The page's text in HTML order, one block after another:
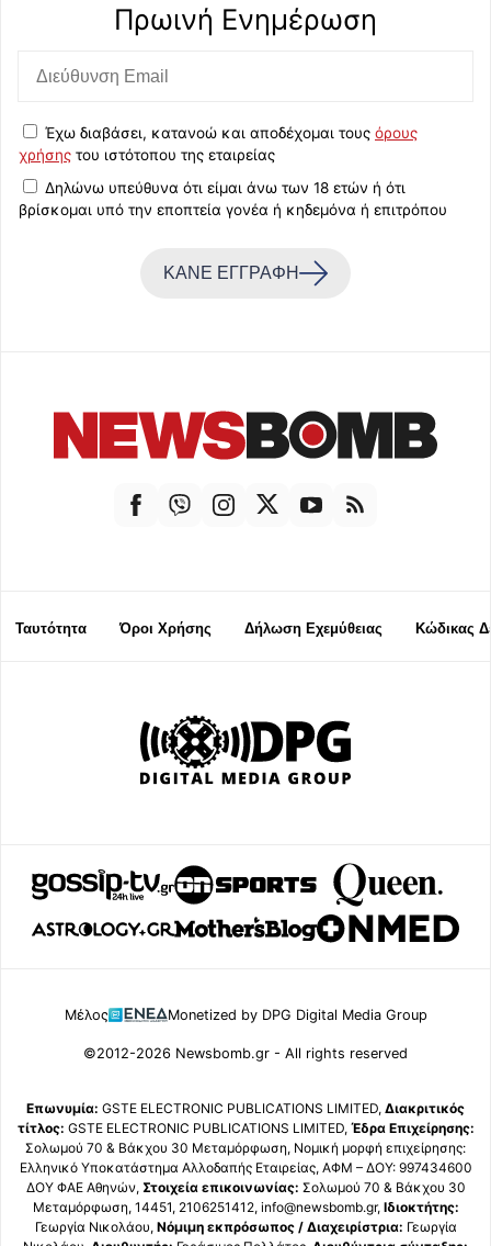
Πρωινή Eνημέρωση
Έχω διαβάσει, κατανοώ και αποδέχομαι τους όρους
χρήσης του ιστότοπου της εταιρείας
Δηλώνω υπεύθυνα ότι είμαι άνω των 18 ετών ή ότι
βρίσκομαι υπό την εποπτεία γονέα ή κηδεμόνα ή επιτρόπου
ΚΑΝΕ ΕΓΓΡΑΦΗ
Ταυτότητα Όροι Χρήσης Δήλωση Εχεμύθειας Κώδικας
Μέλος Monetized by DPG Digital Media Group
©2012-2026 Newsbomb.gr - All rights reserved
Επωνυμία: GSTE ELECTRONIC PUBLICATIONS LIMITED, Διακριτικός
τίτλος: GSTE ELECTRONIC PUBLICATIONS LIMITED, Έδρα Επιχείρησης:
Σολωμού 70 & Βάκχου 30 Μεταμόρφωση, Νομική μορφή επιχείρησης:
Ελληνικό Υποκατάστημα Αλλοδαπής Εταιρείας, ΑΦΜ – ΔΟΥ: 997434600
ΔΟΥ ΦΑΕ Αθηνών, Στοιχεία επικοινωνίας: Σολωμού 70 & Βάκχου 30
Μεταμόρφωση, 14451, 2106251412, info@newsbomb.gr, Ιδιοκτήτης:
Γεωργία Νικολάου, Νόμιμη εκπρόσωπος / Διαχειρίστρια: Γεωργία